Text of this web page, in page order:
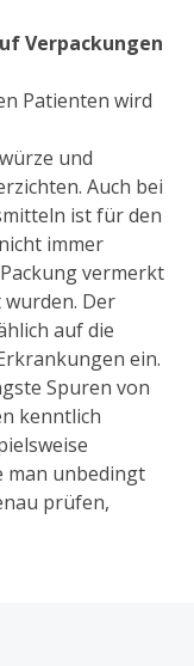
Verpackungen
Patienten wird
und
Auch bei
ist für den
immer
vermerkt
Der
auf die
ein.
Spuren von
kenntlich
man unbedingt
prüfen,